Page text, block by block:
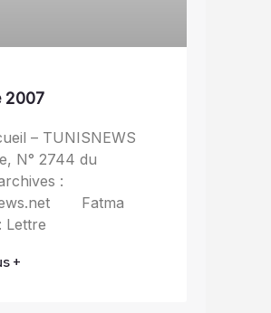
2007
– TUNISNEWS
N° 2744 du
:
Fatma
Lettre
+